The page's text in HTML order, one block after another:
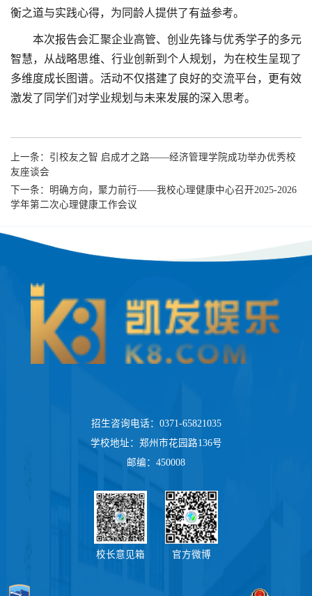
衡之道与实践心得，为同龄人提供了有益参考。
本次报告会汇聚企业高管、创业先锋与优秀学子的多元
智慧，从战略思维、行业创新到个人规划，为在校生呈现了
多维度成长图谱。活动不仅搭建了良好的交流平台，更有效
激发了同学们对学业规划与未来发展的深入思考。
上一条： 引校友之智 启成才之路——经济管理学院成功举办优秀校
友座谈会
下一条：
明确方向，聚力前行——我校心理健康中心召开2025-2026
学年第二次心理健康工作会议
招生咨询电话：0371-65821035
学校地址：郑州市花园路136号
邮编：450008
校长意见箱 官方微博